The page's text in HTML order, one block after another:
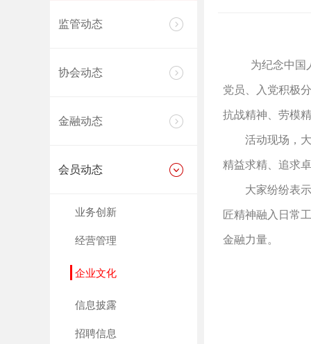
监管动态
协会动态
金融动态
会员动态
业务创新
经营管理
企业文化
信息披露
招聘信息
为纪念中国
党员、入党积极
抗战精神、劳模
活动现场，大
精益求精、追求
大家纷纷表示
匠精神融入日常
金融力量。